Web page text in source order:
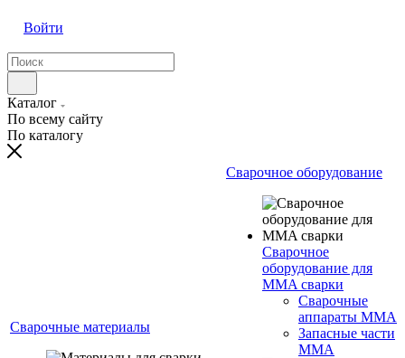
Войти
Каталог
По всему сайту
По каталогу
Сварочные материалы
Сварочное оборудование
Сварочное
оборудование для
MMA сварки
Сварочные
аппараты MMA
Запасные части
MMA